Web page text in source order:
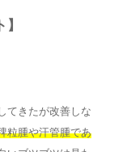
てきたが改善しな
粒腫や汗管腫であ